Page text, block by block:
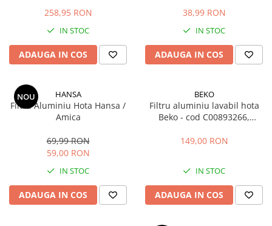
D326, D6310HC, magnetica,
258,95 RON
IN STOC
ADAUGA IN COS
38,99 RON
IN STOC
ADAUGA IN COS
NOU HANSA
Filtru Aluminiu Hota Hansa /
Amica
69,99 RON
59,00 RON
IN STOC
ADAUGA IN COS
BEKO
Filtru aluminiu lavabil hota
Beko - cod C00893266,
149,00 RON
IN STOC
ADAUGA IN COS